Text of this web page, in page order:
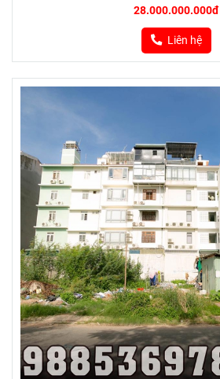
28.000.000.000đ
Liên hệ